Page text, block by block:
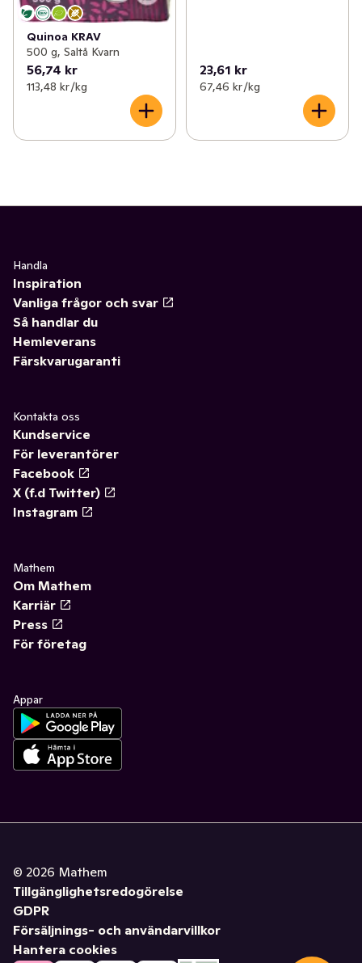
Quinoa KRAV
500 g, Saltå Kvarn
56,74 kr
113,48 kr /kg
23,61 kr
67,46 kr /kg
Handla
Inspiration
Vanliga frågor och svar
Så handlar du
Hemleverans
Färskvarugaranti
Kontakta oss
Kundservice
För leverantörer
Facebook
X (f.d Twitter)
Instagram
Mathem
Om Mathem
Karriär
Press
För företag
Appar
© 2026 Mathem
Tillgänglighetsredogörelse
GDPR
Försäljnings- och användarvillkor
Hantera cookies